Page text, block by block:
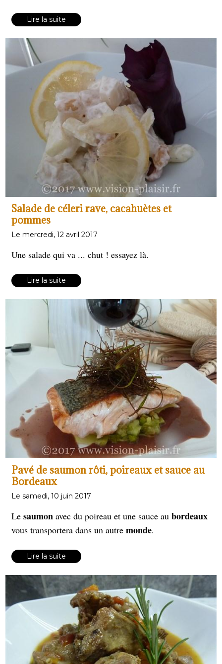
fibres et en goût, elle symbolise les recettes familiales
Lire la suite
Salade de céleri rave, cacahuètes et
pommes
Le mercredi, 12 avril 2017
Une salade qui va ... chut ! essayez là.
Lire la suite
Pavé de saumon rôti, poireaux et sauce au
Bordeaux
Le samedi, 10 juin 2017
Le saumon avec du poireau et une sauce au bordeaux
vous transportera dans un autre monde.
Lire la suite